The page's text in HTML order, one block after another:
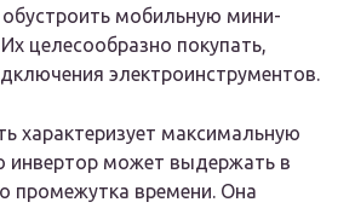
мобильную мини-
целесообразно покупать,
электроинструментов.
характеризует максимальную
инвертор может выдержать в
промежутка времени. Она